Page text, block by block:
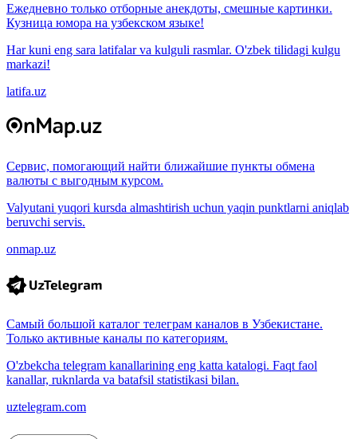
Ежедневно только отборные анекдоты, смешные картинки.
Кузница юмора на узбекском языке!
Har kuni eng sara latifalar va kulguli rasmlar. O'zbek tilidagi kulgu
markazi!
latifa.uz
Сервис, помогающий найти ближайшие пункты обмена
валюты с выгодным курсом.
Valyutani yuqori kursda almashtirish uchun yaqin punktlarni aniqlab
beruvchi servis.
onmap.uz
Самый большой каталог телеграм каналов в Узбекистане.
Только активные каналы по категориям.
O'zbekcha telegram kanallarining eng katta katalogi. Faqt faol
kanallar, ruknlarda va batafsil statistikasi bilan.
uztelegram.com